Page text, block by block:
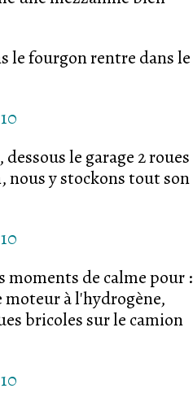
le fourgon rentre dans le
le garage 2 roues
nous y stockons tout son
moments de calme pour :
à l'hydrogène,
bricoles sur le camion